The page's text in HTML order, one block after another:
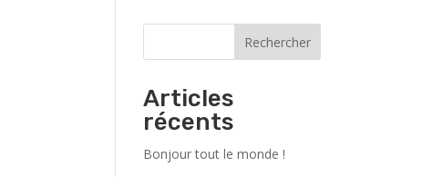
Rechercher
Articles
récents
Bonjour tout le monde !